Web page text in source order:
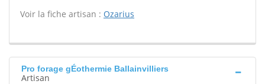
Voir la fiche artisan : Ozarius
Pro forage gÉothermie Ballainvilliers
Artisan